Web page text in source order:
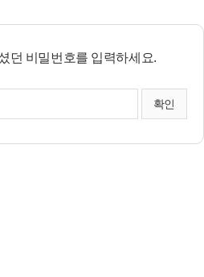
던 비밀번호를 입력하세요.